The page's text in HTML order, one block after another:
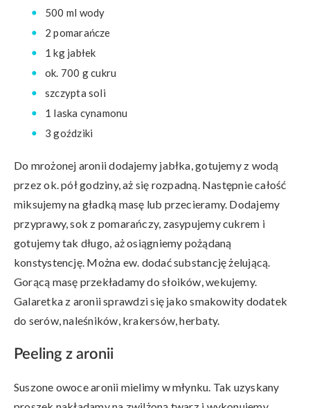
500 ml wody
2 pomarańcze
1 kg jabłek
ok. 700 g cukru
szczypta soli
1 laska cynamonu
3 goździki
Do mrożonej aronii dodajemy jabłka, gotujemy z wodą
przez ok. pół godziny, aż się rozpadną. Następnie całość
miksujemy na gładką masę lub przecieramy. Dodajemy
przyprawy, sok z pomarańczy, zasypujemy cukrem i
gotujemy tak długo, aż osiągniemy pożądaną
konstystencję. Można ew. dodać substancję żelującą.
Gorącą masę przekładamy do słoików, wekujemy.
Galaretka z aronii sprawdzi się jako smakowity dodatek
do serów, naleśników, krakersów, herbaty.
Peeling z aronii
Suszone owoce aronii mielimy w młynku. Tak uzyskany